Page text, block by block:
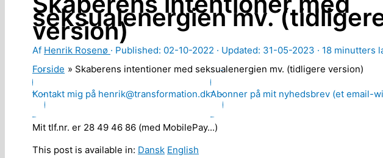
seksualenergien mv.
version)
Af Henrik Rosenø · Published: 02-10-2022 · Updated: 31-05-2023 · 18 minutters
Forside
Skaberens intentioner med seksualenergien mv. (tidligere version)
Kontakt mig på henrik@transformation.dkAbonner på mit nyhedsbrev (et email-
Mit tlf.nr. er 28 49 46 86 (med MobilePay...)
This post is available in: Dansk English